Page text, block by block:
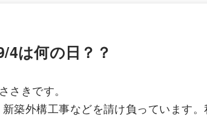
4は何の日？？
きです。
築外構工事などを請け負っています